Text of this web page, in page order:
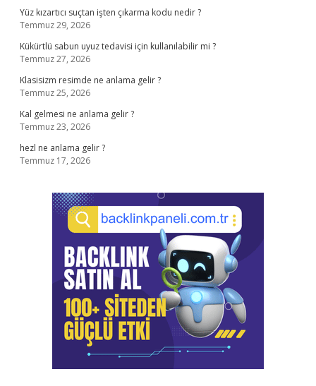
Yüz kızartıcı suçtan işten çıkarma kodu nedir ?
Temmuz 29, 2026
Kükürtlü sabun uyuz tedavisi için kullanılabilir mi ?
Temmuz 27, 2026
Klasisizm resimde ne anlama gelir ?
Temmuz 25, 2026
Kal gelmesi ne anlama gelir ?
Temmuz 23, 2026
hezl ne anlama gelir ?
Temmuz 17, 2026